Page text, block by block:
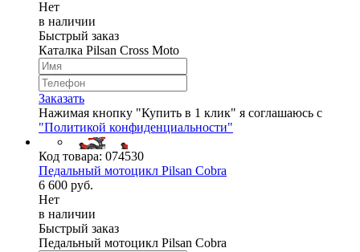
Нет
в наличии
Быстрый заказ
Каталка Pilsan Cross Moto
Заказать
Нажимая кнопку "Купить в 1 клик" я соглашаюсь с
"Политикой конфиденциальности"
Код товара: 074530
Педальный мотоцикл Pilsan Cobra
6 600 руб.
Нет
в наличии
Быстрый заказ
Педальный мотоцикл Pilsan Cobra